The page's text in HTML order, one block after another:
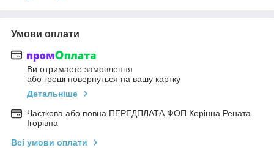
Умови оплати
Ви отримаєте замовлення
або гроші повернуться на вашу картку
Детальніше
Часткова або повна ПЕРЕДПЛАТА ФОП Корінна Рената
Ігорівна
Всі умови оплати